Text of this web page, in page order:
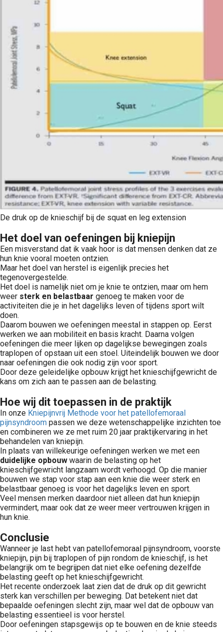
De druk op de knieschijf bij de squat en leg extension
Het doel van oefeningen bij kniepijn
Een misverstand dat ik vaak hoor is dat mensen denken dat ze
hun knie vooral moeten ontzien.
Maar het doel van herstel is eigenlijk precies het
tegenovergestelde.
Het doel is namelijk niet om je knie te ontzien, maar om hem
weer sterk en belastbaar genoeg te maken voor de
activiteiten die je in het dagelijks leven of tijdens sport wilt
doen.
Daarom bouwen we oefeningen meestal in stappen op. Eerst
werken we aan mobiliteit en basis kracht. Daarna volgen
oefeningen die meer lijken op dagelijkse bewegingen zoals
traplopen of opstaan uit een stoel. Uiteindelijk bouwen we door
naar oefeningen die ook nodig zijn voor sport.
Door deze geleidelijke opbouw krijgt het knieschijfgewricht de
kans om zich aan te passen aan de belasting.
Hoe wij dit toepassen in de praktijk
In onze Kniepijnvrij Methode voor het patellofemoraal
pijnsyndroom passen we deze wetenschappelijke inzichten toe
en combineren we ze met ruim 20 jaar praktijkervaring in het
behandelen van kniepijn.
In plaats van willekeurige oefeningen werken we met een
duidelijke opbouw waarin de belasting op het
knieschijfgewricht langzaam wordt verhoogd. Op die manier
bouwen we stap voor stap aan een knie die weer sterk en
belastbaar genoeg is voor het dagelijks leven en sport.
Veel mensen merken daardoor niet alleen dat hun kniepijn
vermindert, maar ook dat ze weer meer vertrouwen krijgen in
hun knie.
Conclusie
Wanneer je last hebt van patellofemoraal pijnsyndroom, voorste
kniepijn, pijn bij traplopen of pijn rondom de knieschijf, is het
belangrijk om te begrijpen dat niet elke oefening dezelfde
belasting geeft op het knieschijfgewricht.
Het recente onderzoek laat zien dat de druk op dit gewricht
sterk kan verschillen per beweging. Dat betekent niet dat
bepaalde oefeningen slecht zijn, maar wel dat de opbouw van
belasting essentieel is voor herstel.
Door oefeningen stapsgewijs op te bouwen en de knie steeds